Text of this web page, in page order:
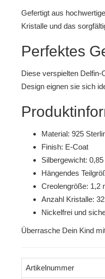
Gefertigt aus
Kristalle und das
Perfektes
Diese verspielten
Design eignen sie sich
Material: 925
Finish: E-Coat
Silbergewicht: 0,85
Hängendes
Creolengröße: 1,2
Anzahl Kristalle: 32
Nickelfrei und
Überrasche Dein Kind
Artikelnummer